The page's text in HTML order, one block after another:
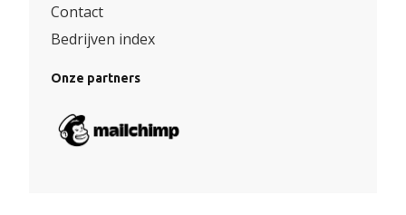
Contact
Bedrijven index
Onze partners